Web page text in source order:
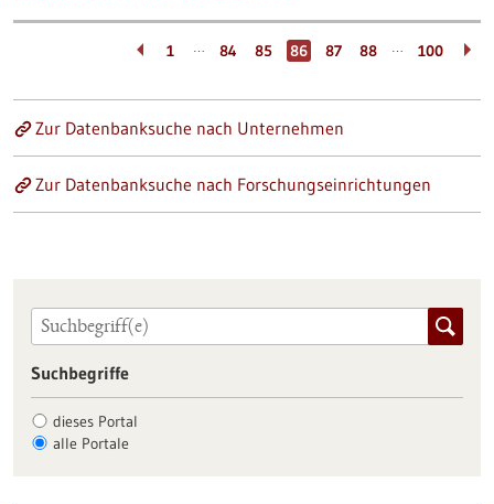
1 … 84 85 86 87 88 … 100
Zur Datenbanksuche nach Unternehmen
Zur Datenbanksuche nach Forschungseinrichtungen
Suchbegriffe
dieses Portal
alle Portale